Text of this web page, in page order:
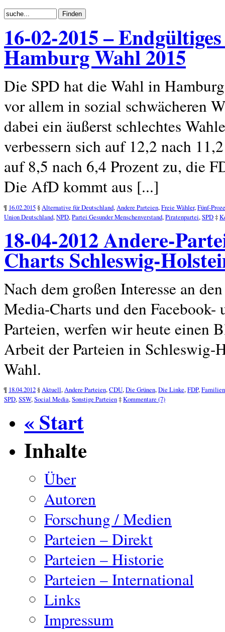
16-02-2015 –
Hamburg Wahl 2015
Die SPD hat die Wahl in
vor allem in sozial schwächeren
dabei ein äußerst schlechtes
verbessern sich auf 12,2 nach
auf 8,5 nach 6,4 Prozent zu, die
Die AfD kommt aus [...]
¶ 16.02.2015 §Alternative für Deutschland,Andere Parteien,Freie Wähler,Fünf-
Union Deutschland,NPD,Partei Gesunder Menschenverstand,Piratenpartei,SPD‡
18-04-2012 Andere-
Charts Schleswig-
Nach dem großen Interesse an
Media-Charts und den
Parteien, werfen wir heute einen
Arbeit der Parteien in Schleswig-
Wahl.
¶ 18.04.2012 §Aktuell,Andere Parteien,CDU,Die Grünen,Die Linke,FDP,
SPD,SSW,Social Media,Sonstige Parteien‡Kommentare (7)
« Start
Inhalte
Über
Autoren
Forschung / Medien
Parteien – Direkt
Parteien – Historie
Parteien – International
Links
Impressum